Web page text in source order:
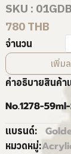
SKU :
780 THB
จำนวน
เพิ่ม
คำอธิบายสินค้า
No.1278-
แบรนด์:
หมวดหมู่: